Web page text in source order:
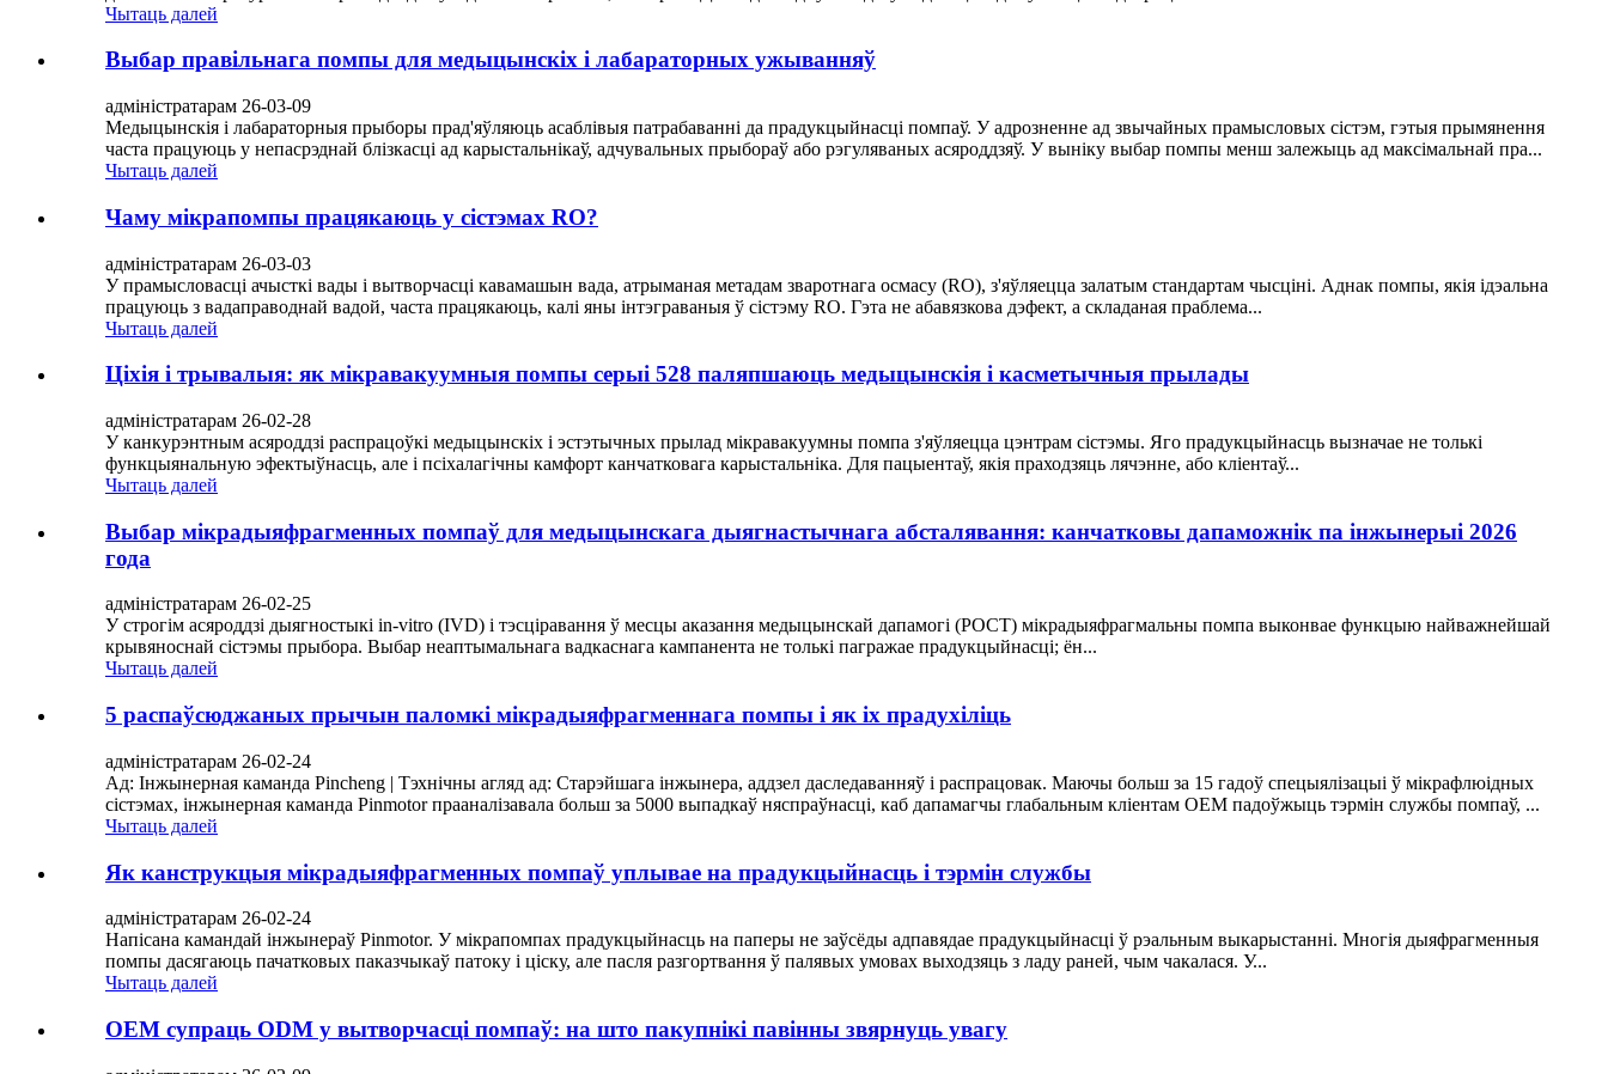
Чытаць далей
Выбар правільнага помпы для медыцынскіх і лабараторных ужыванняў
адміністратарам 26-03-09
Медыцынскія і лабараторныя прыборы прад'яўляюць асаблівыя патрабаванні да прадукцыйнасці помпаў. У адрозненне ад звычайных прамысловых сістэм, гэтыя прымянення
часта працуюць у непасрэднай блізкасці ад карыстальнікаў, адчувальных прыбораў або рэгуляваных асяроддзяў. У выніку выбар помпы менш залежыць ад максімальнай пра...
Чытаць далей
Чаму мікрапомпы працякаюць у сістэмах RO?
адміністратарам 26-03-03
У прамысловасці ачысткі вады і вытворчасці кавамашын вада, атрыманая метадам зваротнага осмасу (RO), з'яўляецца залатым стандартам чысціні. Аднак помпы, якія ідэальна
працуюць з вадаправоднай вадой, часта працякаюць, калі яны інтэграваныя ў сістэму RO. Гэта не абавязкова дэфект, а складаная праблема...
Чытаць далей
Ціхія і трывалыя: як мікравакуумныя помпы серыі 528 паляпшаюць медыцынскія і касметычныя прылады
адміністратарам 26-02-28
У канкурэнтным асяроддзі распрацоўкі медыцынскіх і эстэтычных прылад мікравакуумны помпа з'яўляецца цэнтрам сістэмы. Яго прадукцыйнасць вызначае не толькі
функцыянальную эфектыўнасць, але і псіхалагічны камфорт канчатковага карыстальніка. Для пацыентаў, якія праходзяць лячэнне, або кліентаў...
Чытаць далей
Выбар мікрадыяфрагменных помпаў для медыцынскага дыягнастычнага абсталявання: канчатковы дапаможнік па інжынерыі 2026
года
адміністратарам 26-02-25
У строгім асяроддзі дыягностыкі in-vitro (IVD) і тэсціравання ў месцы аказання медыцынскай дапамогі (POCT) мікрадыяфрагмальны помпа выконвае функцыю найважнейшай
крывяноснай сістэмы прыбора. Выбар неаптымальнага вадкаснага кампанента не толькі пагражае прадукцыйнасці; ён...
Чытаць далей
5 распаўсюджаных прычын паломкі мікрадыяфрагменнага помпы і як іх прадухіліць
адміністратарам 26-02-24
Ад: Інжынерная каманда Pincheng | Тэхнічны агляд ад: Старэйшага інжынера, аддзел даследаванняў і распрацовак. Маючы больш за 15 гадоў спецыялізацыі ў мікрафлюідных
сістэмах, інжынерная каманда Pinmotor прааналізавала больш за 5000 выпадкаў няспраўнасці, каб дапамагчы глабальным кліентам OEM падоўжыць тэрмін службы помпаў, ...
Чытаць далей
Як канструкцыя мікрадыяфрагменных помпаў уплывае на прадукцыйнасць і тэрмін службы
адміністратарам 26-02-24
Напісана камандай інжынераў Pinmotor. У мікрапомпах прадукцыйнасць на паперы не заўсёды адпавядае прадукцыйнасці ў рэальным выкарыстанні. Многія дыяфрагменныя
помпы дасягаюць пачатковых паказчыкаў патоку і ціску, але пасля разгортвання ў палявых умовах выходзяць з ладу раней, чым чакалася. У...
Чытаць далей
OEM супраць ODM у вытворчасці помпаў: на што пакупнікі павінны звярнуць увагу